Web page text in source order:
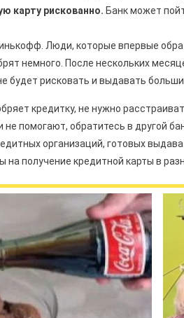
карту рискованно. Банк может
Люди, которые впервые
немного. После нескольких
будет рисковать и выдавать
кредитку, не нужно
помогают, обратитесь в другой
организаций, готовых
на получение кредитной карты в